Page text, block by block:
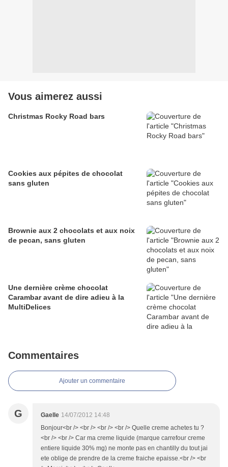
Vous aimerez aussi
Christmas Rocky Road bars
Cookies aux pépites de chocolat
sans gluten
Brownie aux 2 chocolats et aux noix
de pecan, sans gluten
Une dernière crème chocolat
Carambar avant de dire adieu à la
MultiDelices
Commentaires
Ajouter un commentaire
G Gaelle 14/07/2012 14:48
Bonjour<br /> <br /> <br /> <br /> Quelle creme achetes tu ?
<br /> <br /> Car ma creme liquide (marque carrefour creme
entiere liquide 30% mg) ne monte pas en chantilly du tout jai
ete oblige de prendre de la creme fraiche epaisse.<br /> <br